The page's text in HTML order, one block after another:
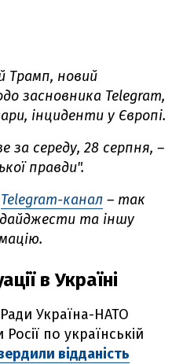
Трамп, новий
засновника Telegram,
інциденти у Європі.
за середу, 28 серпня, –
правди".
Telegram-канал – так
та іншу
в Україні
Україна-НАТО
по українській
відданість